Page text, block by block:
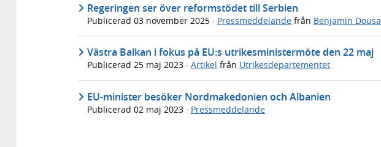
Regeringen ser över reformstödet till Serbien
Publicerad 03 november 2025 · Pressmeddelande från Benjamin Dousa
Västra Balkan i fokus på EU:s utrikesministermöte den 22 maj
Publicerad 25 maj 2023 · Artikel från Utrikesdepartementet
EU-minister besöker Nordmakedonien och Albanien
Publicerad 02 maj 2023 · Pressmeddelande